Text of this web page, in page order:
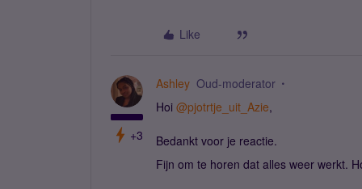
Like
+3
Ashley Oud-moderator
Hoi @pjotrtje_uit_Azie,
Bedankt voor je reactie.
Fijn om te horen dat alles weer werkt.